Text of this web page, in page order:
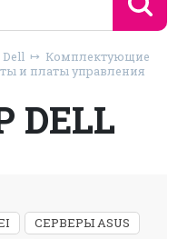
Dell
Комплектующие
и платы управления
СЕРВЕРЫ ASUS